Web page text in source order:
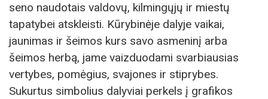
seno naudotais valdovų, kilmingųjų ir miestų
tapatybei atskleisti. Kūrybinėje dalyje vaikai,
jaunimas ir šeimos kurs savo asmeninį arba
šeimos herbą, jame vaizduodami svarbiausias
vertybes, pomėgius, svajones ir stiprybes.
Sukurtus simbolius dalyviai perkels į grafikos